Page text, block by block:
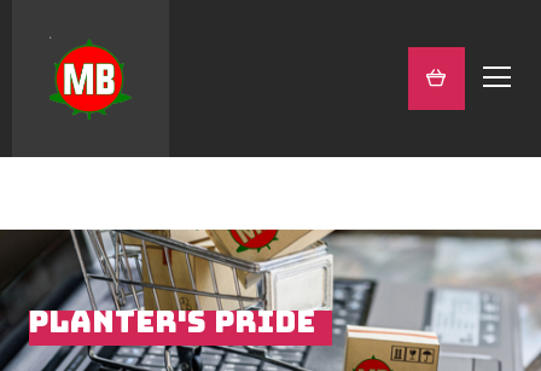
PLANTER'S PRIDE